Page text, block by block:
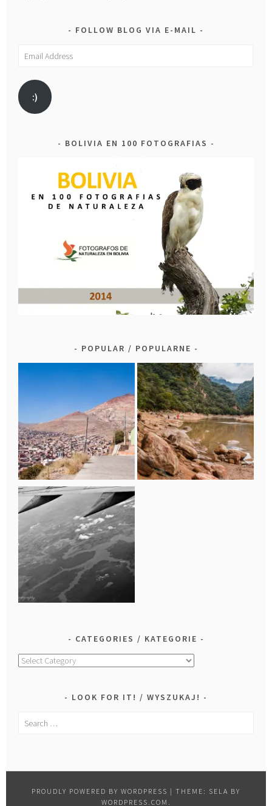
FOLLOW BLOG VIA E-MAIL
Email
:)
BOLIVIA EN 100 FOTOGRAFIAS
POPULAR / POPULARNE
CATEGORIES / KATEGORIE
Categories
LOOK FOR IT! / WYSZUKAJ!
Search
PROUDLY POWERED BY WORDPRESS | THEME: SELA BY
WORDPRESS.COM .